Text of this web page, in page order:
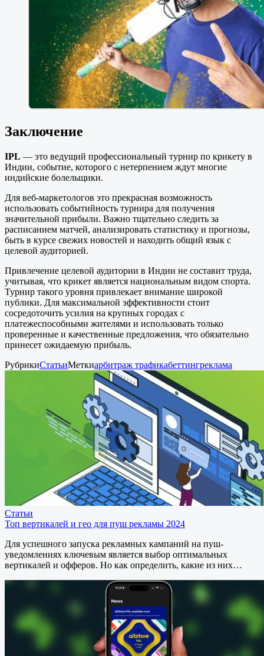
Заключение
IPL — это ведущий профессиональный турнир по крикету в
Индии, событие, которого с нетерпением ждут многие
индийские болельщики.
Для веб-маркетологов это прекрасная возможность
использовать событийность турнира для получения
значительной прибыли. Важно тщательно следить за
расписанием матчей, анализировать статистику и прогнозы,
быть в курсе свежих новостей и находить общий язык с
целевой аудиторией.
Привлечение целевой аудитории в Индии не составит труда,
учитывая, что крикет является национальным видом спорта.
Турнир такого уровня привлекает внимание широкой
публики. Для максимальной эффективности стоит
сосредоточить усилия на крупных городах с
платежеспособными жителями и использовать только
проверенные и качественные предложения, что обязательно
принесет ожидаемую прибыль.
РубрикиСтатьиМеткиарбитраж трафикабеттингреклама
Статьи
Топ вертикалей и гео для пуш рекламы 2024
Для успешного запуска рекламных кампаний на пуш-
уведомлениях ключевым является выбор оптимальных
вертикалей и офферов. Но как определить, какие из них…